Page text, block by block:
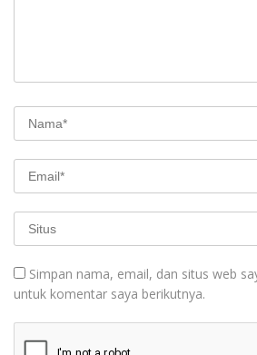
Simpan nama, email, dan situs web
untuk komentar saya berikutnya.